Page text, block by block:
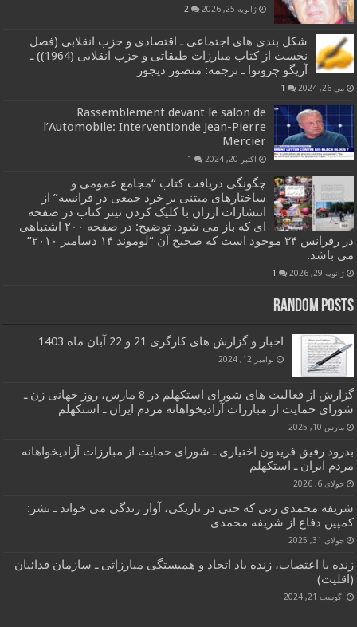
ژانویه 25, 2026 2
شکل بندی های اجتماعی ـ اقتصادی و حزب انقلابی (فصل
نخست از کتاب مبارزات طبقاتی و حزب انقلابی (1964)) ـ
آریگو چروتوا ـ ترجمه: منصور دیجور
می 26, 2024 1
Rassemblement devant le salon de
l’Automobile: Interventionde Jean-Pierre
Mercier
اکتبر 20, 2024 1
چگونگی دریافت کتاب “مجامع عمومی و
ساختارهای مبتنی بر خرد جمعی در فرانسه” از
انتشارات ارزان با کلیک کردن تیتر کتاب در صفحه
ای که باز می شود. توضیح: در صفحه ۲۰۰ اشتباهی
در رفرانس ۳۴ موجود است که صحیح آن “لوموند ۱۴ دسامبر ۲۰۱۰”
می باشد.
ژانویه 29, 2026 1
Random Posts
اخبار و گزارش های کارگری 21 و 22 آبان ماه 1403
نوامبر 12, 2024
گزارش از فعالیت های شورای استکهلم در 8 مارس، روز جهانی زن ـ
شورای حمایت از مبارزات آزادیخواهانه مردم ایران ـ استکهلم
مارس 10, 2025
بدرود رفیق فریدون اختیاری ـ شورای حمایت از مبارزات آزادیخواهانه
مردم ایران ـ استکهلم
جولای 6, 2026
شریفه محمدی زنی که حتی در تاریکی، آواز زندگی می خواند ـ نشر:
کمپین دفاع از شریفه محمدی
جولای 31, 2025
زنده با اعتصاب، زنده باد اتحاد و همبستگی مبارزاتی ـ سازمان فدائیان
(اقلیت)
آگوست 21, 2024